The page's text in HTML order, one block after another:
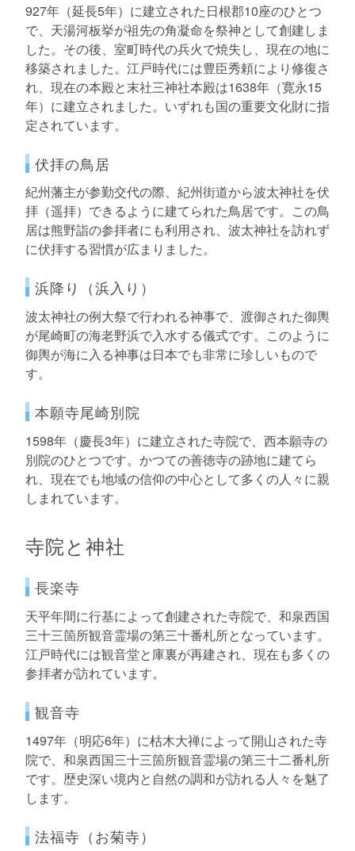
927年（延長5年）に建立された日根郡10座のひとつ
で、天湯河板挙が祖先の角凝命を祭神として創建しま
した。その後、室町時代の兵火で焼失し、現在の地に
移築されました。江戸時代には豊臣秀頼により修復さ
れ、現在の本殿と末社三神社本殿は1638年（寛永15
年）に建立されました。いずれも国の重要文化財に指
定されています。
伏拝の鳥居
紀州藩主が参勤交代の際、紀州街道から波太神社を伏
拝（遥拝）できるように建てられた鳥居です。この鳥
居は熊野詣の参拝者にも利用され、波太神社を訪れず
に伏拝する習慣が広まりました。
浜降り（浜入り）
波太神社の例大祭で行われる神事で、渡御された御輿
が尾崎町の海老野浜で入水する儀式です。このように
御輿が海に入る神事は日本でも非常に珍しいもので
す。
本願寺尾崎別院
1598年（慶長3年）に建立された寺院で、西本願寺の
別院のひとつです。かつての善徳寺の跡地に建てら
れ、現在でも地域の信仰の中心として多くの人々に親
しまれています。
寺院と神社
長楽寺
天平年間に行基によって創建された寺院で、和泉西国
三十三箇所観音霊場の第三十番札所となっています。
江戸時代には観音堂と庫裏が再建され、現在も多くの
参拝者が訪れています。
観音寺
1497年（明応6年）に枯木大禅によって開山された寺
院で、和泉西国三十三箇所観音霊場の第三十二番札所
です。歴史深い境内と自然の調和が訪れる人々を魅了
します。
法福寺（お菊寺）